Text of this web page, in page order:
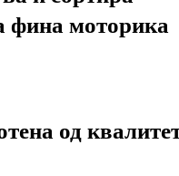
фина моторика
од